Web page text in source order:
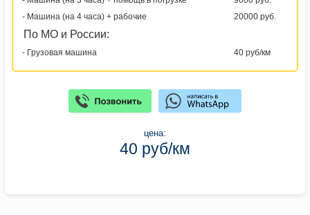
- Машина (на 4 часа) + рабочие
20000 руб.
По МО и России:
- Грузовая машина 40 руб/км
цена:
40 руб/км